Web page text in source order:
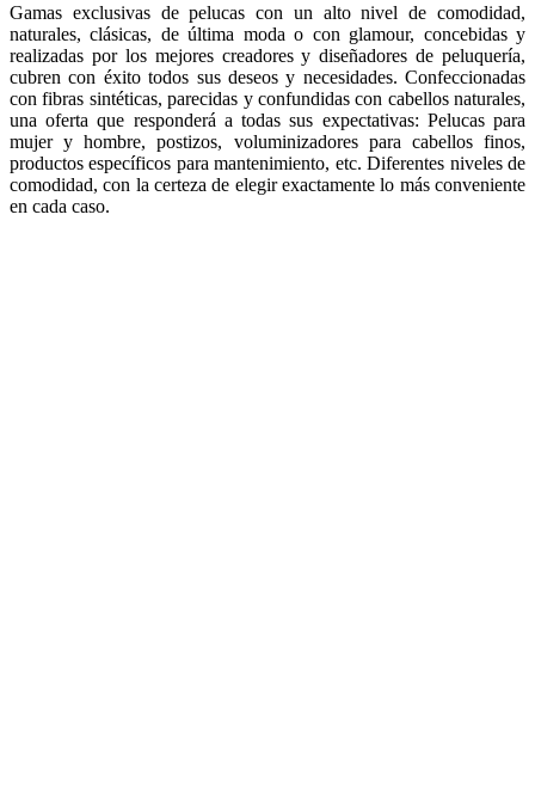
Gamas exclusivas de pelucas con un alto nivel de comodidad,
naturales, clásicas, de última moda o con glamour, concebidas y
realizadas por los mejores creadores y diseñadores de peluquería,
cubren con éxito todos sus deseos y necesidades. Confeccionadas
con fibras sintéticas, parecidas y confundidas con cabellos naturales,
una oferta que responderá a todas sus expectativas: Pelucas para
mujer y hombre, postizos, voluminizadores para cabellos finos,
productos específicos para mantenimiento, etc. Diferentes niveles de
comodidad, con la certeza de elegir exactamente lo más conveniente
en cada caso.